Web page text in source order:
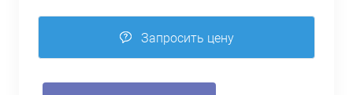
Запросить цену